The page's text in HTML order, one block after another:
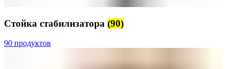
Стойка стабилизатора (90)
90 продуктов